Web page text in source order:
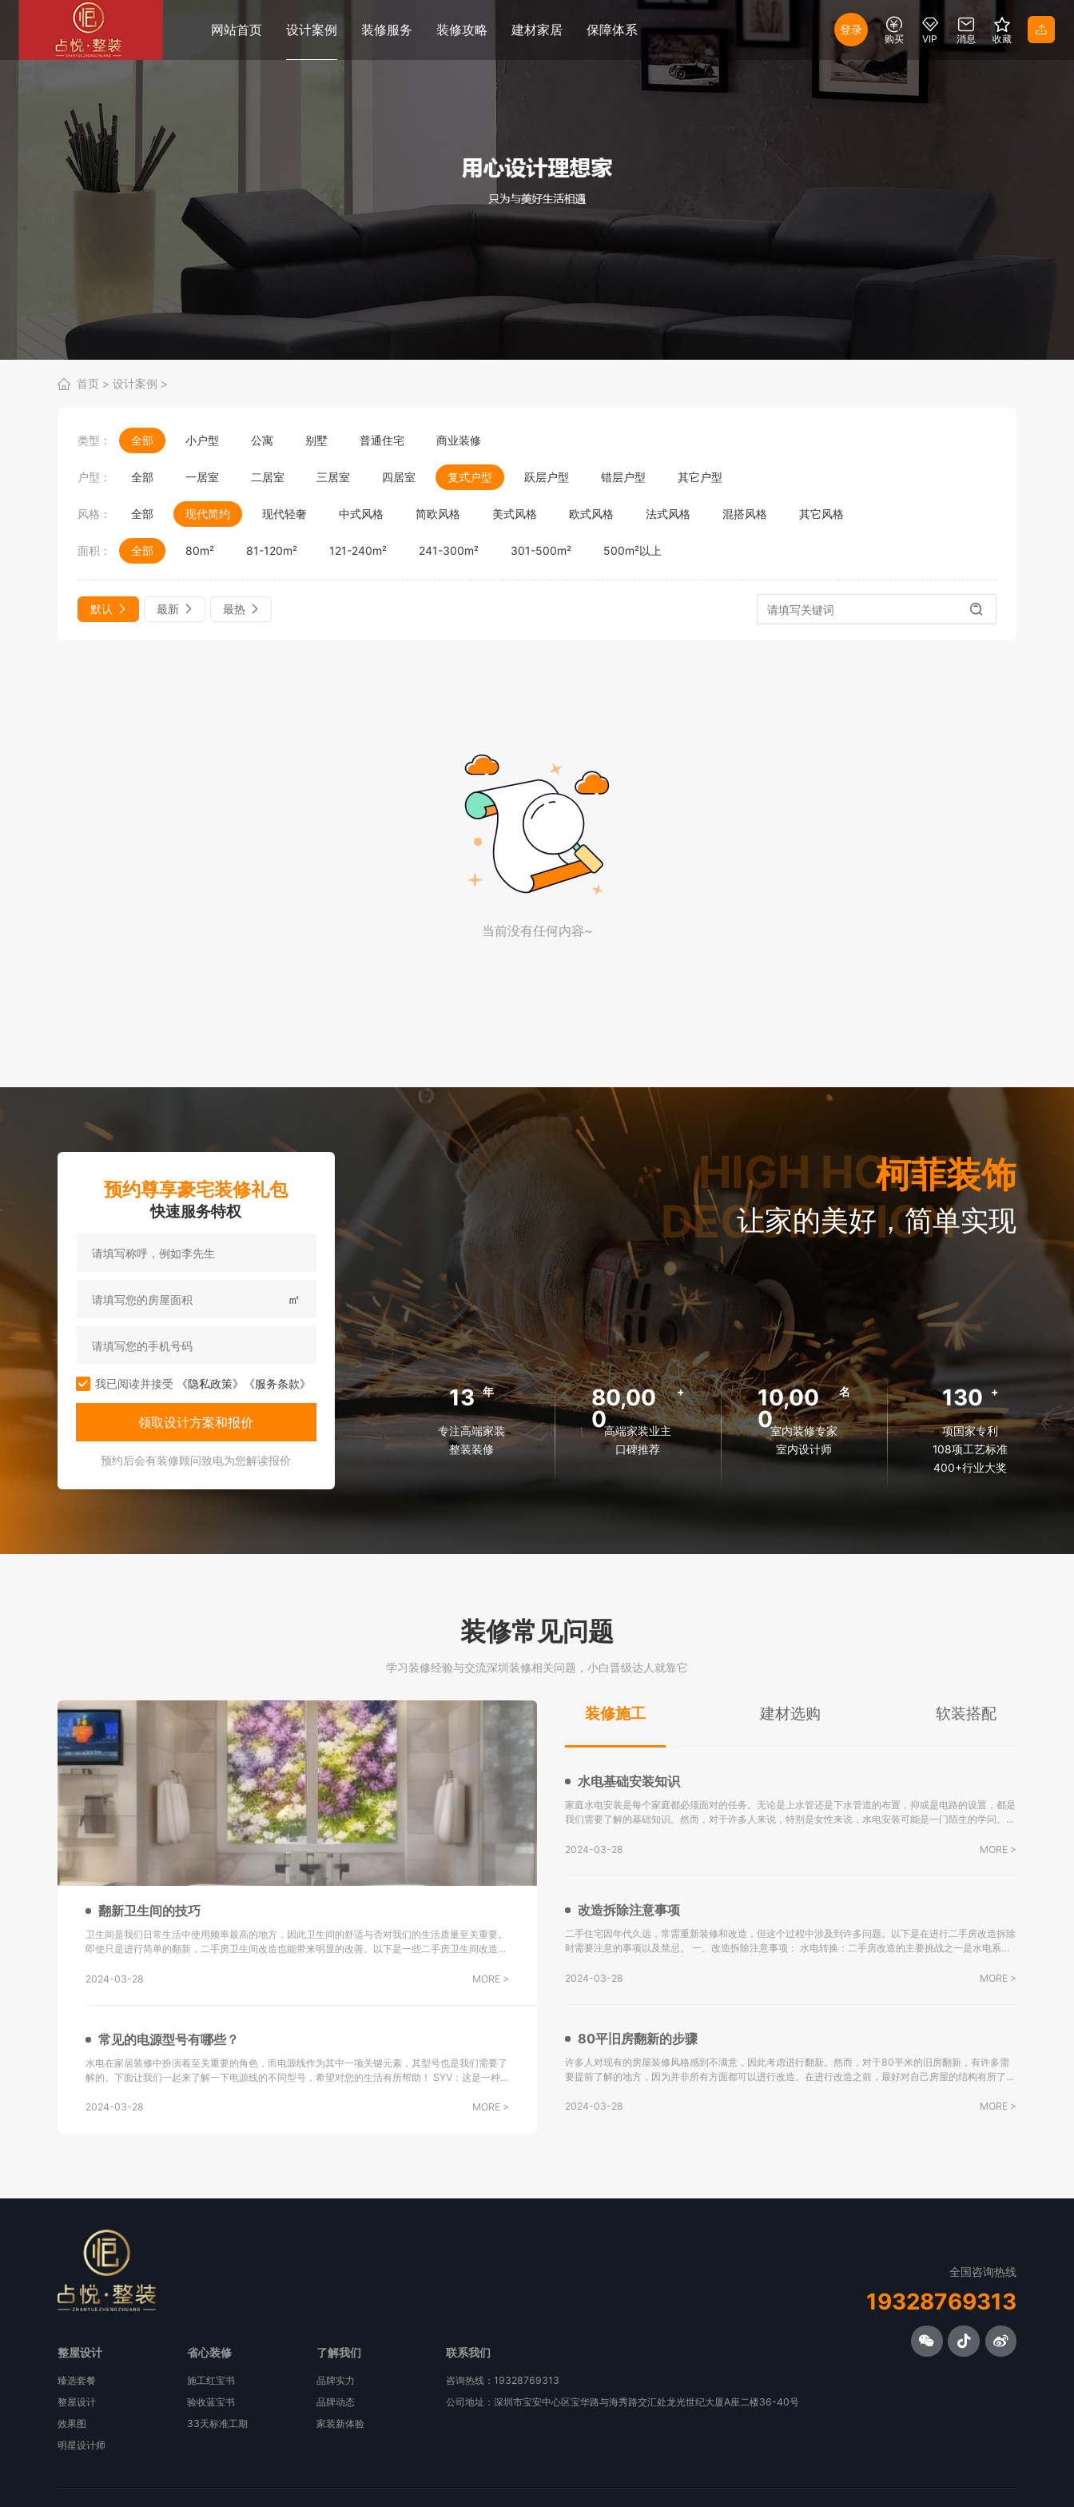
网站首页 设计案例 装修服务 装修攻略 建材家居 保障体系 登录
购买 VIP 消息 收藏
首页 > 设计案例 >
类型： 全部 小户型 公寓 别墅 普通住宅 商业装修
户型： 全部 一居室 二居室 三居室 四居室 复式户型 跃层户型 错层户型 其它户型
风格： 全部 现代简约 现代轻奢 中式风格 简欧风格 美式风格 欧式风格 法式风格 混搭风格 其它风格
面积： 全部 80m² 81-120m² 121-240m² 241-300m² 301-500m² 500m²以上
默认 最新 最热
当前没有任何内容~
预约尊享豪宅装修礼包
快速服务特权
㎡
我已阅读并接受 《隐私政策》 《服务条款》
预约后会有装修顾问致电为您解读报价
HIGH HOME
DECORATION
柯菲装饰
让家的美好，简单实现
13 年
专注高端家装
整装装修
80,00
0
+
高端家装业主
口碑推荐
10,00
0
名
室内装修专家
室内设计师
130 +
项国家专利
108项工艺标准
400+行业大奖
装修常见问题
学习装修经验与交流深圳装修相关问题，小白晋级达人就靠它
装修施工 建材选购 软装搭配
翻新卫生间的技巧
卫生间是我们日常生活中使用频率最高的地方，因此卫生间的舒适与否对我们的生活质量至关重要。
即使只是进行简单的翻新，二手房卫生间改造也能带来明显的改善。以下是一些二手房卫生间改造翻
铺设瓷砖是很重要的。确保地砖的铺设
2024-03-28 MORE >
常见的电源型号有哪些？
水电在家居装修中扮演着至关重要的角色，而电源线作为其中一项关键元素，其型号也是我们需要了
解的。下面让我们一起来了解一下电源线的不同型号，希望对您的生活有所帮助！ SYV：这是一种
同轴电缆。 KVV：这种电缆采用聚氯乙烯
2024-03-28 MORE >
水电基础安装知识
家庭水电安装是每个家庭都必须面对的任务。无论是上水管还是下水管道的布置，抑或是电路的设置，都是
我们需要了解的基础知识。然而，对于许多人来说，特别是女性来说，水电安装可能是一门陌生的学问。以
2024-03-28 MORE >
改造拆除注意事项
二手住宅因年代久远，常需重新装修和改造，但这个过程中涉及到许多问题。以下是在进行二手房改造拆除
时需要注意的事项以及禁忌。 一、改造拆除注意事项： 水电转换：二手房改造的主要挑战之一是水电系统
会选
2024-03-28 MORE >
80平旧房翻新的步骤
许多人对现有的房屋装修风格感到不满意，因此考虑进行翻新。然而，对于80平米的旧房翻新，有许多需
要提前了解的地方，因为并非所有方面都可以进行改造。在进行改造之前，最好对自己房屋的结构有所了
等问题。在进行墙壁
2024-03-28 MORE >
整屋设计
臻选套餐
整屋设计
效果图
明星设计师
省心装修
施工红宝书
验收蓝宝书
33天标准工期
了解我们
品牌实力
品牌动态
家装新体验
联系我们
咨询热线：19328769313
公司地址：深圳市宝安中心区宝华路与海秀路交汇处龙光世纪大厦A座二楼36-40号
全国咨询热线
19328769313